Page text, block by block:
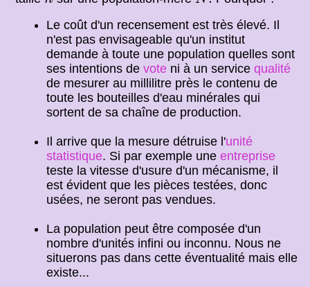
Le coût d'un recensement est très élevé. Il
n'est pas envisageable qu'un institut
demande à toute une population quelles sont
ses intentions de voteni à un service qualité
de mesurer au millilitre près le contenu de
toute les bouteilles d'eau minérales qui
sortent de sa chaîne de production.
Il arrive que la mesure détruise l'unité
statistique. Si par exemple une entreprise
teste la vitesse d'usure d'un mécanisme, il
est évident que les pièces testées, donc
usées, ne seront pas vendues.
La population peut être composée d'un
nombre d'unités infini ou inconnu. Nous ne
situerons pas dans cette éventualité mais elle
existe...